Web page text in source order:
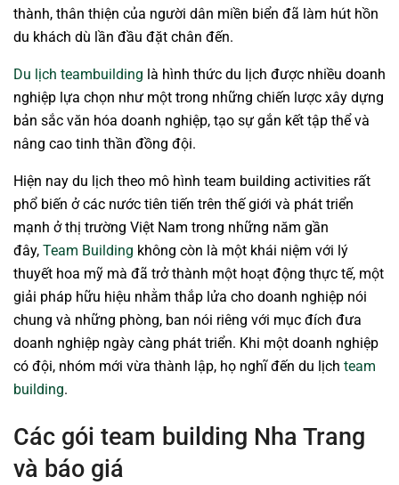
thành, thân thiện của người dân miền biển đã làm hút hồn
du khách dù lần đầu đặt chân đến.
Du lịch teambuilding là hình thức du lịch được nhiều doanh
nghiệp lựa chọn như một trong những chiến lược xây dựng
bản sắc văn hóa doanh nghiệp, tạo sự gắn kết tập thể và
nâng cao tinh thần đồng đội.
Hiện nay du lịch theo mô hình team building activities rất
phổ biến ở các nước tiên tiến trên thế giới và phát triển
mạnh ở thị trường Việt Nam trong những năm gần
đây, Team Building không còn là một khái niệm với lý
thuyết hoa mỹ mà đã trở thành một hoạt động thực tế, một
giải pháp hữu hiệu nhằm thắp lửa cho doanh nghiệp nói
chung và những phòng, ban nói riêng với mục đích đưa
doanh nghiệp ngày càng phát triển. Khi một doanh nghiệp
có đội, nhóm mới vừa thành lập, họ nghĩ đến du lịch team
building.
Các gói team building Nha Trang
và báo giá